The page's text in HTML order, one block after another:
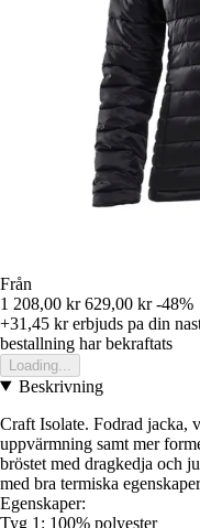
Från
1 208,00 kr 629,00 kr -48%
+31,45 krerbjuds pa din
bestallning har bekraftats
Loading...
Beskrivning
Craft Isolate. Fodrad jacka,
uppvärmning samt mer
bröstet med dragkedja och
med bra termiska
Egenskaper:
Tyg 1: 100% polyester